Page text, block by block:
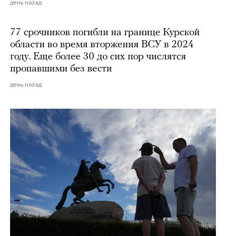
день назад
77 срочников погибли на границе Курской
области во время вторжения ВСУ в 2024
году. Еще более 30 до сих пор числятся
пропавшими без вести
день назад